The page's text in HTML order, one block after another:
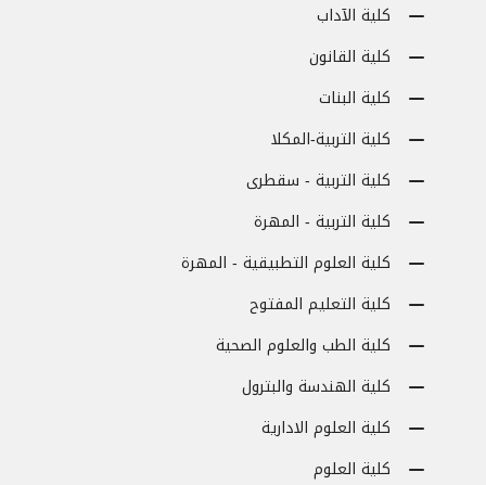
كلية الآداب
كلية القانون
كلية البنات
كلية التربية-المكلا
كلية التربية - سقطرى
كلية التربية - المهرة
كلية العلوم التطبيقية - المهرة
كلية التعليم المفتوح
كلية الطب والعلوم الصحية
كلية الهندسة والبترول
كلية العلوم الادارية
كلية العلوم